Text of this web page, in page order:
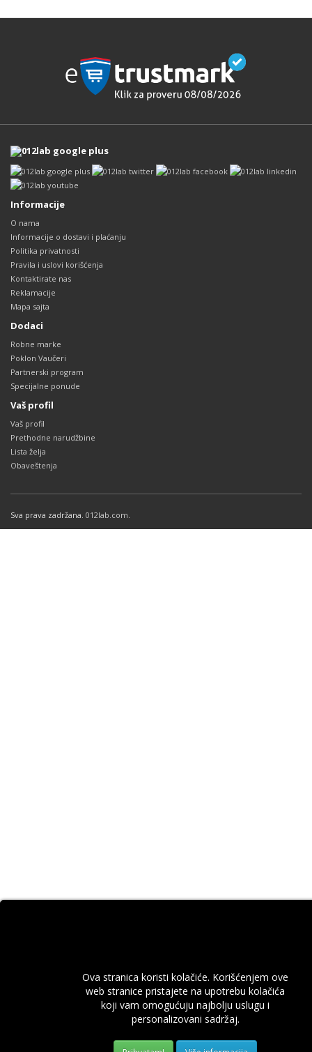
Ova stranica koristi kolačiće. Korišćenjem ove
web stranice pristajete na upotrebu kolačića
koji vam omogućuju najbolju uslugu i
personalizovani sadržaj.
Informacije
O nama
Informacije o dostavi i plaćanju
Politika privatnosti
Pravila i uslovi korišćenja
Kontaktirate nas
Reklamacije
Mapa sajta
Dodaci
Robne marke
Poklon Vaučeri
Partnerski program
Specijalne ponude
Vaš profil
Vaš profil
Prethodne narudžbine
Lista želja
Obaveštenja
Sva prava zadržana. 012lab.com